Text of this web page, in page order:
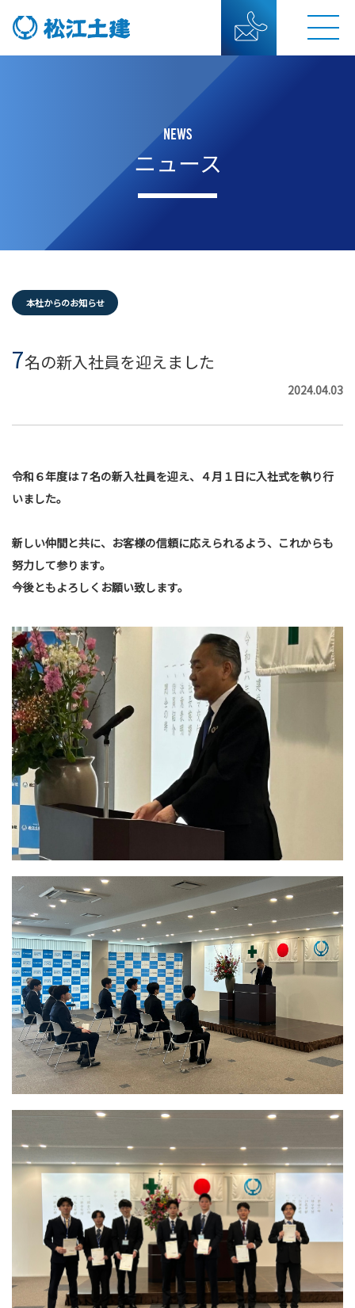
NEWS
ニュース
本社からのお知らせ
7名の新入社員を迎えました
2024.04.03
令和６年度は７名の新入社員を迎え、４月１日に入社式を執り行
いました。
新しい仲間と共に、お客様の信頼に応えられるよう、これからも
努力して参ります。
今後ともよろしくお願い致します。